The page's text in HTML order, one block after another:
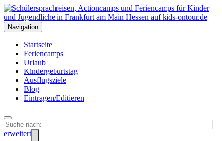
Navigation
Startseite
Feriencamps
Urlaub
Kindergeburtstag
Ausflugsziele
Blog
Eintragen/Editieren
erweitert